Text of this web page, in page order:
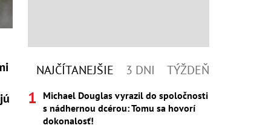
NAJČÍTANEJŠIE 3 DNI TÝŽDEŇ
Michael Douglas vyrazil do spoločnosti
s nádhernou dcérou: Tomu sa hovorí
dokonalosť!